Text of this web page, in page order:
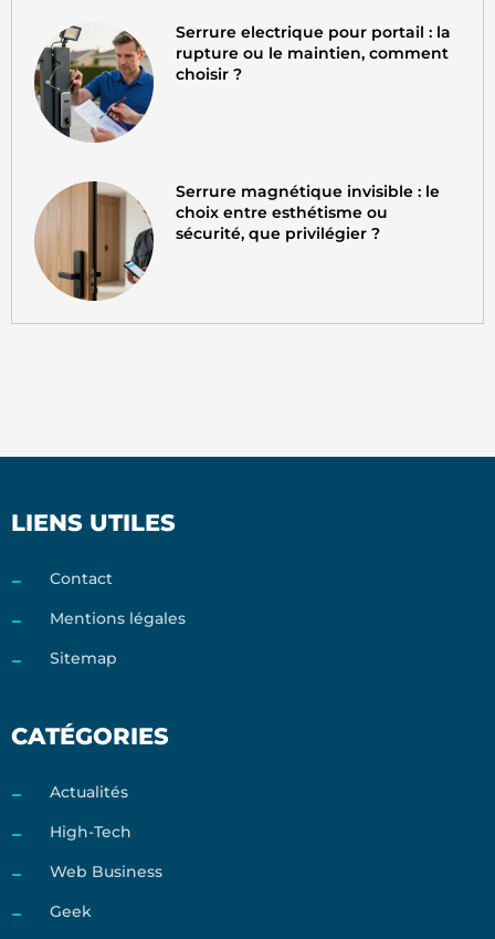
Serrure electrique pour portail : la
rupture ou le maintien, comment
choisir ?
Serrure magnétique invisible : le
choix entre esthétisme ou
sécurité, que privilégier ?
LIENS UTILES
Contact
Mentions légales
Sitemap
CATÉGORIES
Actualités
High-Tech
Web Business
Geek